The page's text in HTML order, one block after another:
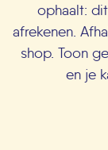
ophaalt:
afrekenen.
shop. Toon
en je